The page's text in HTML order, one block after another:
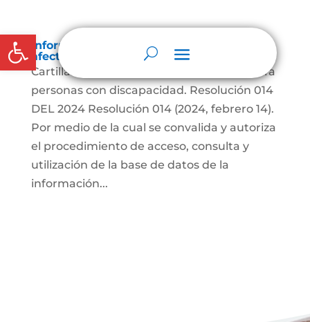
Abrir barra de herramientas
Información sobre decisiones que puede
afectar al público
Cartillas Guías Notariales para práctica para
personas con discapacidad. Resolución 014
DEL 2024 Resolución 014 (2024, febrero 14).
Por medio de la cual se convalida y autoriza
el procedimiento de acceso, consulta y
utilización de la base de datos de la
información...